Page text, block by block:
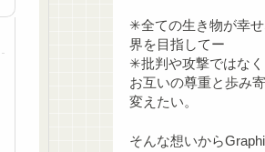
✳︎全ての生き物が幸
界を目指してー
✳︎批判や攻撃ではなく
お互いの尊重と歩み
変えたい。
そんな想いから